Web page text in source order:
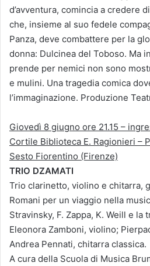
d’avventura, comincia a credere
che, insieme al suo fedele
Panza, deve combattere per la
donna: Dulcinea del Toboso. Ma
prende per nemici non sono
e mulini. Una tragedia comica
l’immaginazione. Produzione
Giovedì 8 giugno ore 21.15 –
Cortile Biblioteca E. Ragionieri –
Sesto Fiorentino (Firenze)
TRIO DZAMATI
Trio clarinetto, violino e chitarra,
Romani per un viaggio nella
Stravinsky, F. Zappa, K. Weill e la
Eleonora Zamboni, violino;
Andrea Pennati, chitarra classica.
A cura della Scuola di Musica